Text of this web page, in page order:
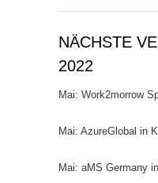
NÄCHSTE
2022
Mai: Work2morrow
Mai: AzureGlobal in
Mai: aMS Germany